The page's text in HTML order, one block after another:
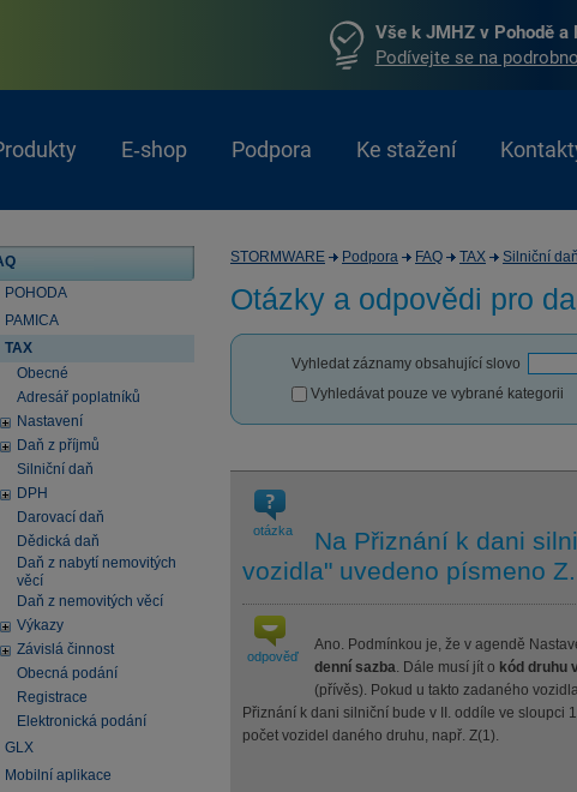
Vše k JMHZ v Pohodě
Podívejte se na
E‑shop Podpora Ke stažení
POHODA
PAMICA
TAX
Obecné
Adresář poplatníků
Nastavení
Daň z příjmů
Silniční daň
DPH
Darovací daň
Dědická daň
Daň z nabytí nemovitých
věcí
Daň z nemovitých věcí
Výkazy
Závislá činnost
Obecná podání
Registrace
Elektronická podání
GLX
Mobilní aplikace
STORMWARE Podpora FAQ TAX Silniční daň
Otázky a odpovědi pro
Vyhledat záznamy obsahující slovo
Vyhledávat pouze ve vybrané kategorii
otázka
Na Přiznání k dani
vozidla" uvedeno písmeno
odpověď
Ano. Podmínkou je, že v agendě
denní sazba. Dále musí jít o kód druhu
(přívěs). Pokud u takto zadaného
Přiznání k dani silniční bude v II. oddíle ve sloupci
počet vozidel daného druhu, např. Z(1).